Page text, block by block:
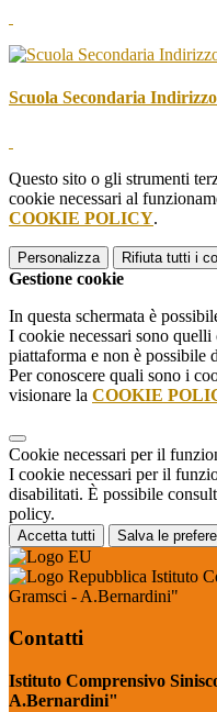
Scuola Secondaria
Questo sito o gli strumenti
cookie necessari al
COOKIE POLICY.
Personalizza Rifiuta tutti i
Gestione cookie
In questa schermata è
I cookie necessari sono
piattaforma e non è possibile
Per conoscere quali sono i
visionare la COOKIE
Cookie necessari per il
I cookie necessari per il
disabilitati. È possibile
policy.
Accetta tutti Salva le
Istituto
Gramsci - A.Bernardini"
Contatti
Istituto Comprensivo
A.Bernardini"